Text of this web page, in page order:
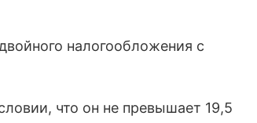
налогообложения с
что он не превышает 19,5